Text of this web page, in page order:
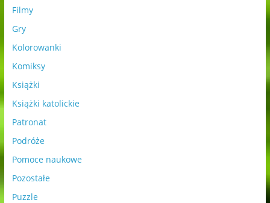
Filmy
Gry
Kolorowanki
Komiksy
Książki
Książki katolickie
Patronat
Podróże
Pomoce naukowe
Pozostałe
Puzzle